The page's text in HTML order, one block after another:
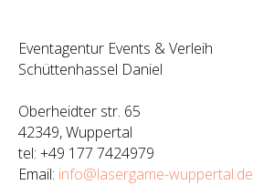
Eventagentur Events & Verleih
Schüttenhassel Daniel
Oberheidter str. 65
42349, Wuppertal
tel: +49 177 7424979
Email: info@lasergame-wuppertal.de